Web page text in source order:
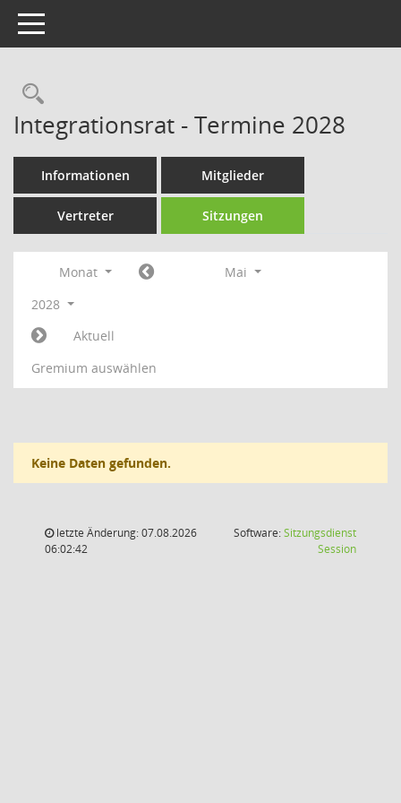
Toggle navigation
Rechercheauswahl
Integrationsrat - Termine 2028
Informationen Mitglieder
Vertreter Sitzungen
Monat
Mai
2028
Aktuell
Gremium auswählen
Keine Daten gefunden.
letzte Änderung: 07.08.2026
06:02:42
Software:Sitzungsdienst
Session(Wird in